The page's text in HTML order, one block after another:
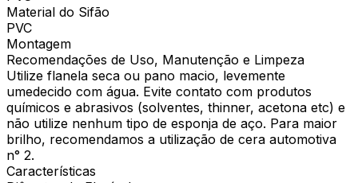
Material do Sifão
PVC
Montagem
Recomendações de Uso, Manutenção e Limpeza
Utilize flanela seca ou pano macio, levemente
umedecido com água. Evite contato com produtos
químicos e abrasivos (solventes, thinner, acetona etc) e
não utilize nenhum tipo de esponja de aço. Para maior
brilho, recomendamos a utilização de cera automotiva
n° 2.
Características